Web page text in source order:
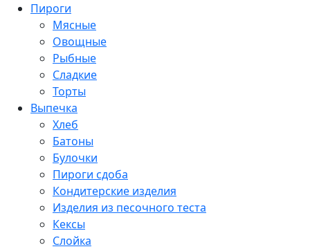
Пироги
Мясные
Овощные
Рыбные
Сладкие
Торты
Выпечка
Хлеб
Батоны
Булочки
Пироги сдоба
Кондитерские изделия
Изделия из песочного теста
Кексы
Слойка